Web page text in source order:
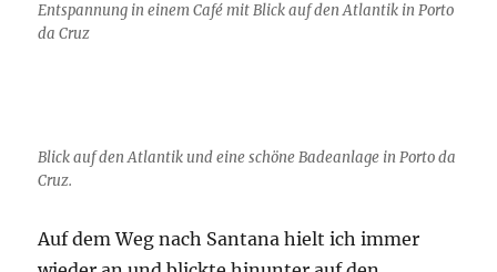
Entspannung in einem Café mit Blick auf den Atlantik in Porto
da Cruz
Blick auf den Atlantik und eine schöne Badeanlage in Porto da
Cruz.
Auf dem Weg nach Santana hielt ich immer